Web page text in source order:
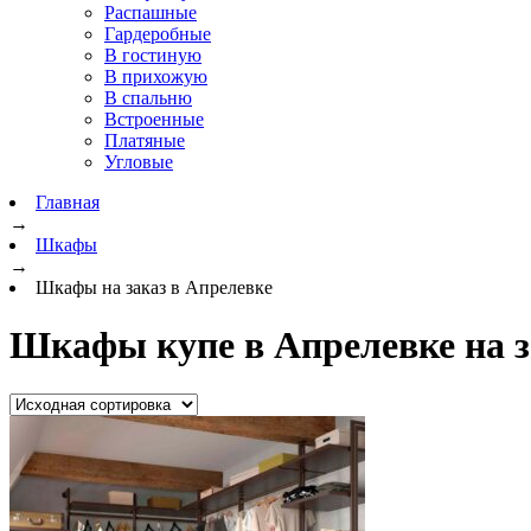
Распашные
Гардеробные
В гостиную
В прихожую
В спальню
Встроенные
Платяные
Угловые
Главная
→
Шкафы
→
Шкафы на заказ в Апрелевке
Шкафы купе в Апрелевке на